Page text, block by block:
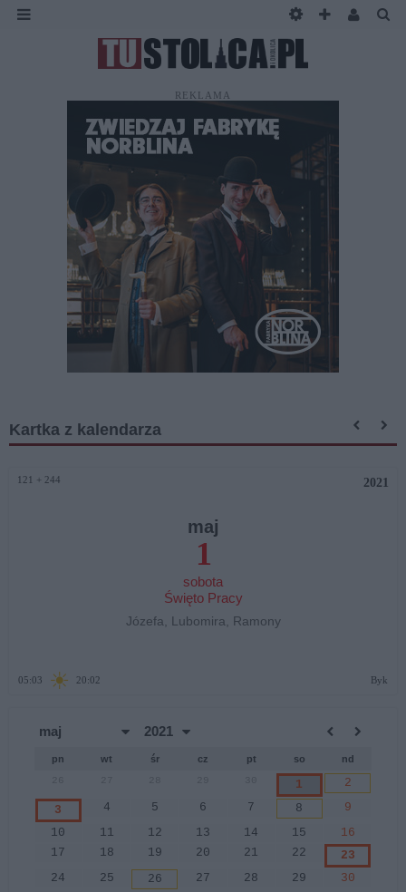
REKLAMA
Kartka z kalendarza
maj
1
sobota
Święto Pracy
Józefa, Lubomira, Ramony
121 + 244 2021
05:03 ☀ 20:02 Byk
pn wt śr cz pt so
nd
1
2
3
4 5 6 7 8
9
10
11 12 13 14 15
16
17
18 19 20 21 22
23
24
25 26 27 28 29
30